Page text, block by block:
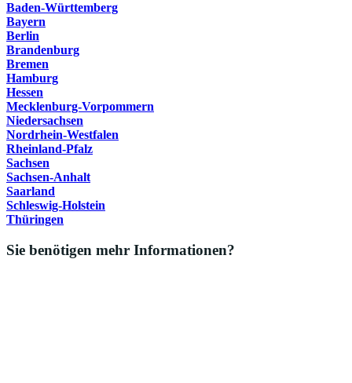
Baden-Württemberg
Bayern
Berlin
Brandenburg
Bremen
Hamburg
Hessen
Mecklenburg-Vorpommern
Niedersachsen
Nordrhein-Westfalen
Rheinland-Pfalz
Sachsen
Sachsen-Anhalt
Saarland
Schleswig-Holstein
Thüringen
Sie benötigen mehr Informationen?